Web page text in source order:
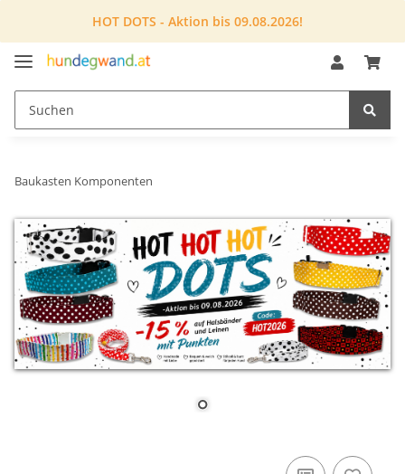
HOT DOTS - Aktion bis 09.08.2026!
Baukasten Komponenten